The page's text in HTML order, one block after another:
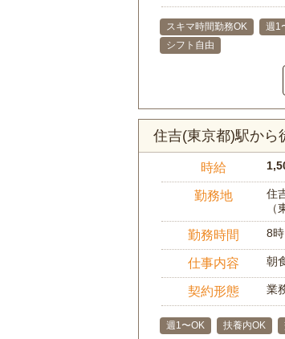
スキマ時間勤務OK 週1
シフト自由
住吉(東京都)駅から
時給
勤務地
住
（
勤務時間 8
仕事内容 朝
契約形態 業
週1〜OK 扶養内OK